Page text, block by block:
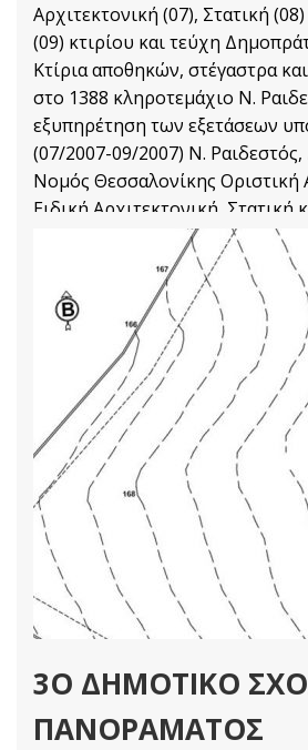
Αρχιτεκτονική (07), Στατική
(09) κτιρίου και τεύχη
Κτίρια αποθηκών, στέγαστρα
στο 1388 κληροτεμάχιο Ν.
εξυπηρέτηση των εξετάσεων
(07/2007-09/2007) Ν.
Νομός Θεσσαλονίκης Οριστική
Ειδική Αρχιτεκτονική,
Διαβάστε Περισσότερα
3Ο ΔΗΜΟΤΙΚΟ
ΠΑΝΟΡΑΜΑΤΟΣ